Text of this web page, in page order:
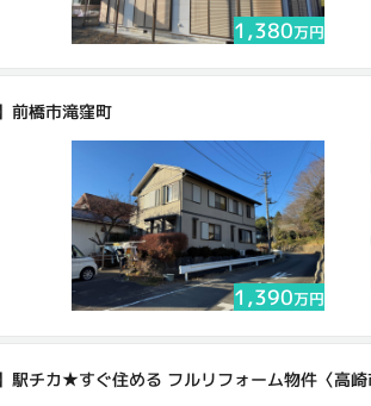
1,380万円
前橋市滝窪町
1,390万円
駅チカ★すぐ住める フルリフォーム物件〈高崎